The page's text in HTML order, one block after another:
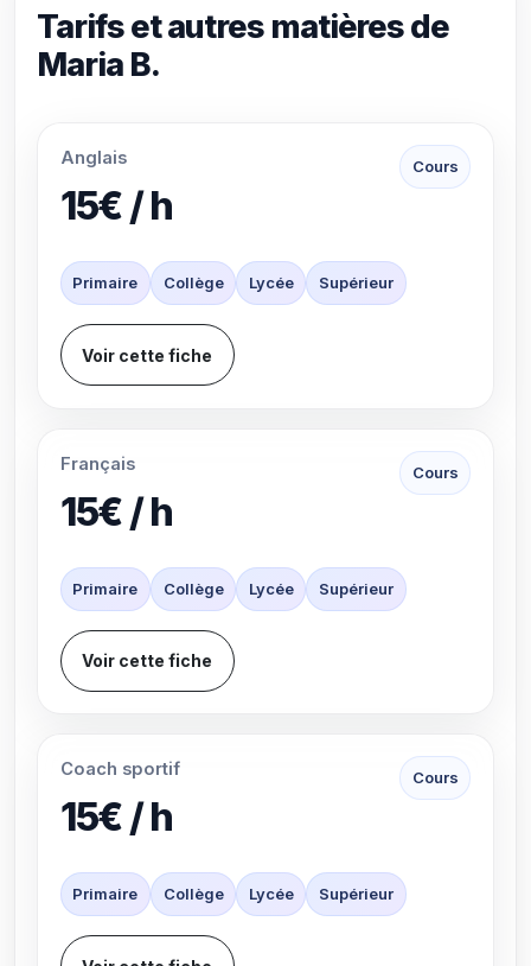
Tarifs et autres matières de
Maria B.
Anglais
15€ / h
Cours
Primaire Collège Lycée Supérieur
Voir cette fiche
Français
15€ / h
Cours
Primaire Collège Lycée Supérieur
Voir cette fiche
Coach sportif
15€ / h
Cours
Primaire Collège Lycée Supérieur